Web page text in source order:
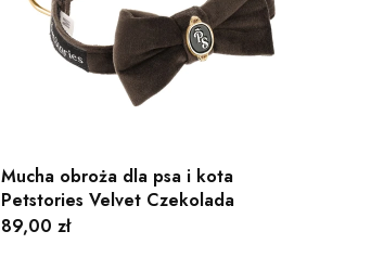
Mucha obroża dla psa i kota
Petstories Velvet Czekolada
Cena
89,00 zł